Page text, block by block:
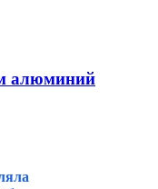
алюминий